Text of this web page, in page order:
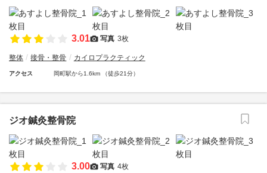
3.01 写真 3枚
整体 接骨・整骨 カイロプラクティック
アクセス 岡町駅から1.6km （徒歩21分）
ジオ鍼灸整骨院
3.00 写真 4枚